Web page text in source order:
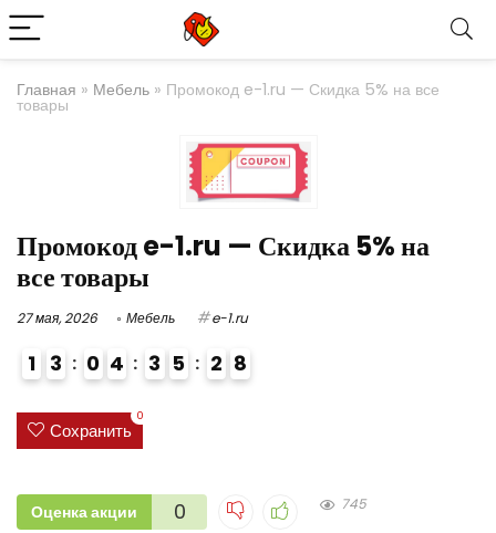
Главная » Мебель » Промокод e-1.ru — Скидка 5% на все
товары
Промокод e-1.ru — Скидка 5% на
все товары
27 мая, 2026 Мебель e-1.ru
1 3 0 4 3 5 2 8
Сохранить
0
Оценка акции 0 745